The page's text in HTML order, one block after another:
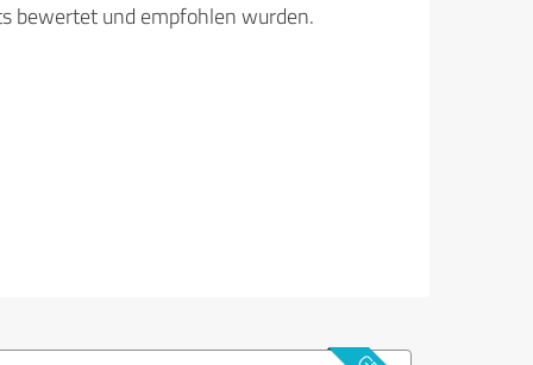
bewertet und empfohlen wurden.